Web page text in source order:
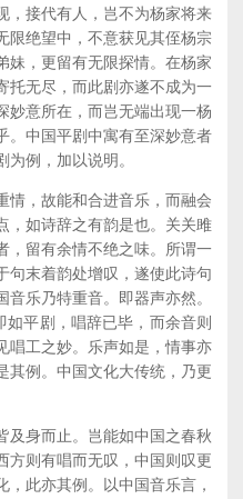
，接代有人，岂不为杨家将来
限绝望中，不意获见其侄杨宗
妹，更留有无限探情。在杨家
托无尽，而此剧亦遂不成为一
妙意所在，而岂无端出现一杨
。中国平剧中寓有至深妙意者
例，加以说明。
，故能和合进音乐，而融会
，如诗辞之有韵是也。关关雎
，留有余情不绝之味。所谓一
句末着韵处增叹，遂使此诗句
乐乃特重音。即器声亦然。
平剧，唱辞已毕，而余音则
唱工之妙。乐声如是，情事亦
其例。中国文化大传统，乃更
身而止。岂能如中国之春秋
方则有唱而无叹，中国则叹更
此亦其例。以中国音乐言，